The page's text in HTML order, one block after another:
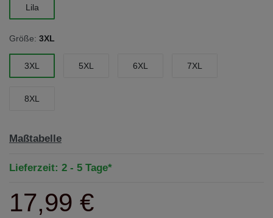
Lila
Größe: 3XL
3XL 5XL 6XL 7XL
8XL
Maßtabelle
Lieferzeit: 2 - 5 Tage*
17,99 €